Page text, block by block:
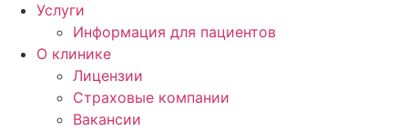
Услуги
Информация для пациентов
О клинике
Лицензии
Страховые компании
Вакансии